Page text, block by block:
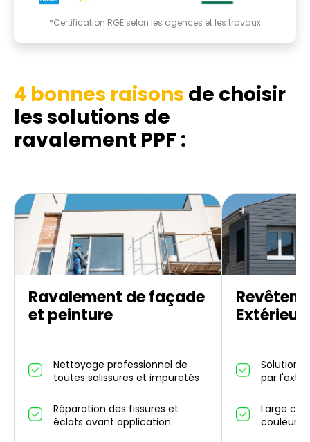
*Certification RGE selon les agences et les travaux
4 bonnes raisons de choisir
les solutions de
ravalement PPF :
Ravalement de façade
et peinture
Nettoyage professionnel de
toutes salissures et impuretés
Réparation des fissures et
éclats avant application
Extérieur
Solution
par
Large
couleurs